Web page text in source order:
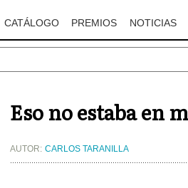
CATÁLOGO PREMIOS NOTICIAS
Eso no estaba en
AUTOR: CARLOS TARANILLA